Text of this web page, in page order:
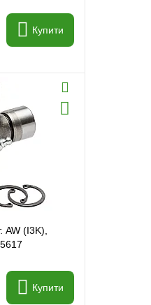
Купити
AW (I3K),
Купити